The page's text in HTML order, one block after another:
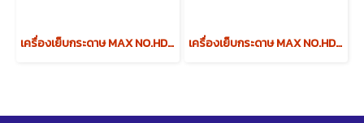
เครื่องเย็บกระดาษ MAX NO.HD-88 เครื่องเย็บกระดาษ MAX NO.HD-50